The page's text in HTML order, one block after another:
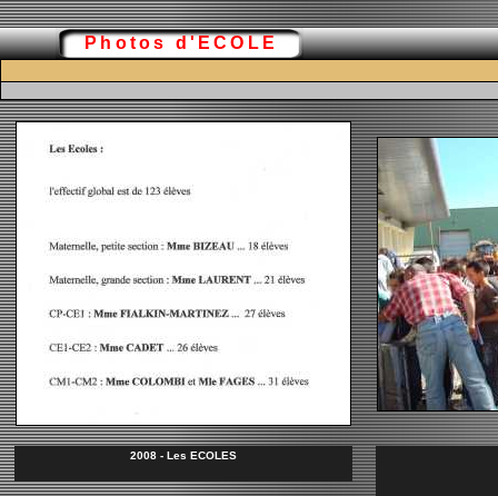
Photos d'ECOLE
2008 - Les ECOLES